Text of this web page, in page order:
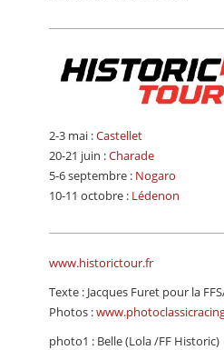
2-3 mai :Castellet
20-21 juin :Charade
5-6 septembre : Nogaro
10-11 octobre : Lédenon
www.historictour.fr
Texte : Jacques Furet pour la
Photos :
photo1 : Belle (Lola /FF Historic)